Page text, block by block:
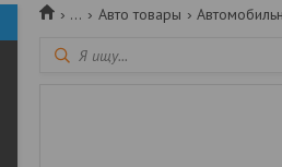
... Авто товары